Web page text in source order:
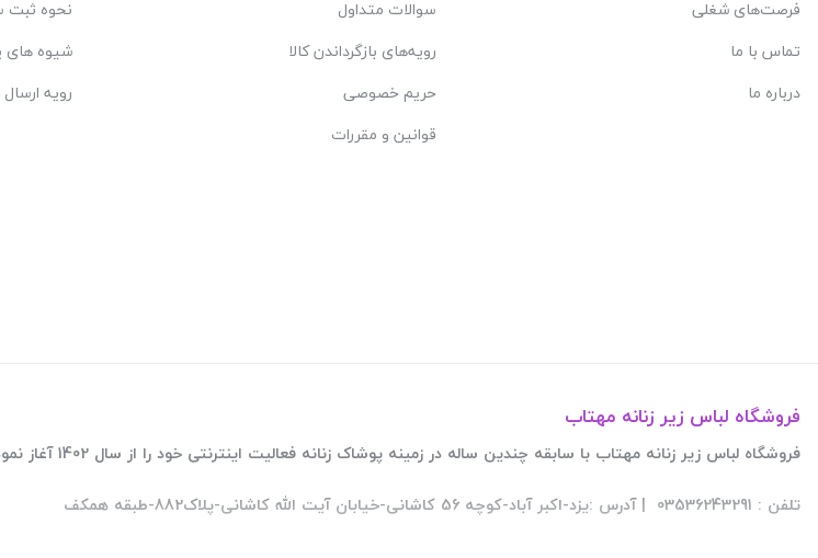
فرصت‌های شغلی
تماس با ما
درباره ما
سوالات متداول
رویه‌های بازگرداندن کالا
حریم خصوصی
قوانین و مقررات
نحوه
شیوه های
رویه
فروشگاه لباس زیر زنانه مهتاب
فروشگاه لباس زیر زنانه مهتاب با سابقه چندین ساله در زمینه پوشاک زنانه فعالیت اینترنتی خود را از سال 1402 آغاز نموده است
تلفن : 03536243291 | آدرس :یزد-اکبر آباد-کوچه 56 کاشانی-خیابان آیت الله کاشانی-پلاک882-طبقه همکف